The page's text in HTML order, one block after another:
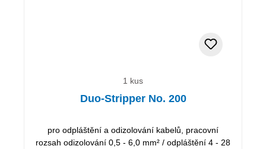
1 kus
Duo-Stripper No. 200
pro odpláštění a odizolování kabelů, pracovní
rozsah odizolování 0,5 - 6,0 mm² / odpláštění 4 - 28